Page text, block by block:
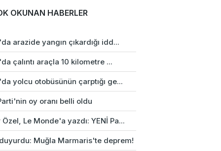
OKUNAN HABERLER
arazide yangın çıkardığı idd...
çalıntı araçla 10 kilometre ...
yolcu otobüsünün çarptığı ge...
oy oranı belli oldu
Le Monde'a yazdı: YENİ Pa...
duyurdu: Muğla Marmaris'te deprem!